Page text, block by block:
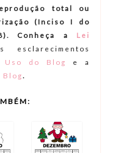
total ou
(Inciso I do
Conheça a
Lei
esclarecimentos
Uso do Blog
e a
Blog.